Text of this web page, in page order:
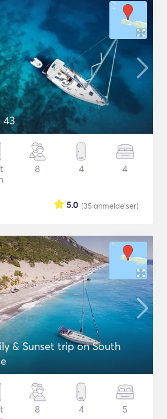
43
8 4 4
(35anmeldelser)
5.0
& Sunset trip on South
8 4 5